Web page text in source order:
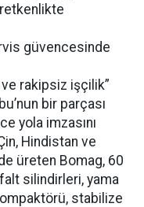
güvencesinde
ve rakipsiz işçilik”
bir parçası
yola imzasını
Hindistan ve
üreten Bomag, 60
silindirleri, yama
stabilize